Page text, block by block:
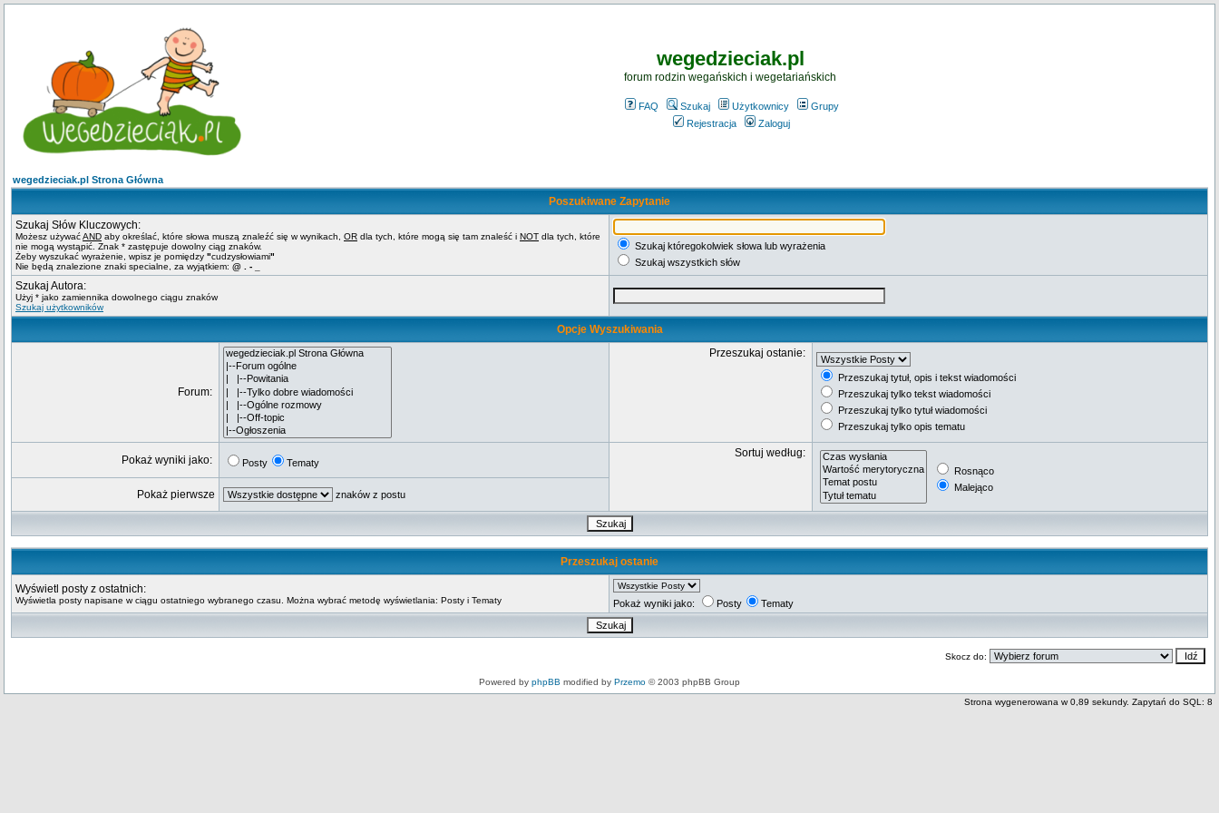
wegedzieciak.pl
forum rodzin wegańskich i wegetariańskich
FAQ Szukaj Użytkownicy
Grupy
Rejestracja
Zaloguj
wegedzieciak.pl Strona Główna
Poszukiwane Zapytanie
Szukaj Słów Kluczowych:
Możesz używaćAND aby określać, które słowa muszą znaleźć się w wynikach, OR dla tych, które mogą się tam znaleść i NOT dla tych, które
nie mogą wystąpić. Znak * zastępuje dowolny ciąg znaków.
Żeby wyszukać wyrażenie, wpisz je pomiędzy "cudzysłowiami"
Nie będą znalezione znaki specialne, za wyjątkiem: @ . - _
Szukaj któregokolwiek słowa lub wyrażenia
Szukaj wszystkich słów
Szukaj Autora:
Użyj * jako zamiennika dowolnego ciągu znaków
Szukaj użytkowników
Opcje Wyszukiwania
Forum:
Przeszukaj ostanie:
Przeszukaj tytuł, opis i tekst wiadomości
Przeszukaj tylko tekst wiadomości
Przeszukaj tylko tytuł wiadomości
Przeszukaj tylko opis tematu
Pokaż wyniki jako: Posty Tematy
Sortuj według:
Rosnąco
Malejąco
Pokaż pierwsze znaków z postu
Przeszukaj ostanie
Wyświetl posty z ostatnich:
Wyświetla posty napisane w ciągu ostatniego wybranego czasu. Można wybrać metodę wyświetlania: Posty i Tematy Pokaż wyniki jako: Posty Tematy
Skocz do:
Powered by phpBB modified by Przemo © 2003 phpBB Group
Strona wygenerowana w 0,89 sekundy. Zapytań do SQL: 8